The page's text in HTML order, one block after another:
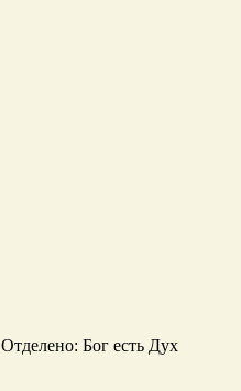
Отделено: Бог есть Дух